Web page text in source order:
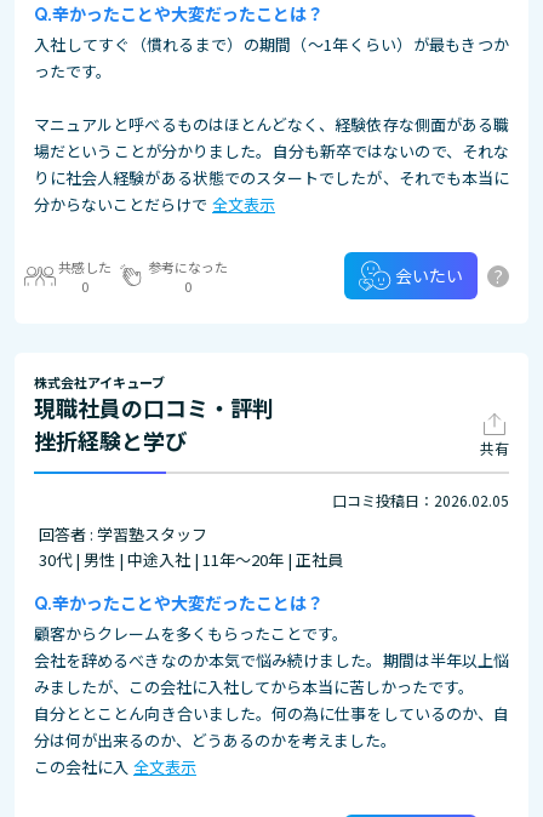
辛かったことや大変だったことは？
入社してすぐ（慣れるまで）の期間（～1年くらい）が最もきつか
ったです。
マニュアルと呼べるものはほとんどなく、経験依存な側面がある職
場だということが分かりました。自分も新卒ではないので、それな
りに社会人経験がある状態でのスタートでしたが、それでも本当に
分からないことだらけで 全文表示
共感した
0
参考になった
0
会いたい ?
株式会社アイキューブ
現職社員の口コミ・評判
挫折経験と学び
共有
口コミ投稿日：2026.02.05
回答者 : 学習塾スタッフ
30代 | 男性 | 中途入社 | 11年～20年 | 正社員
辛かったことや大変だったことは？
顧客からクレームを多くもらったことです。
会社を辞めるべきなのか本気で悩み続けました。期間は半年以上悩
みましたが、この会社に入社してから本当に苦しかったです。
自分ととことん向き合いました。何の為に仕事をしているのか、自
分は何が出来るのか、どうあるのかを考えました。
この会社に入 全文表示